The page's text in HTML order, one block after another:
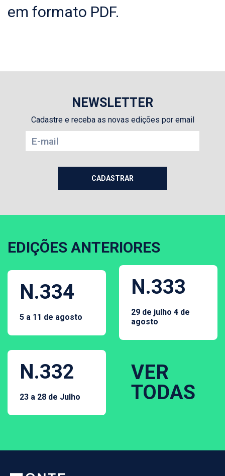
em formato PDF.
NEWSLETTER
Cadastre e receba as novas edições por email
EDIÇÕES ANTERIORES
N.334
5 a 11 de agosto
N.333
29 de julho 4 de
agosto
N.332
23 a 28 de Julho
VER
TODAS